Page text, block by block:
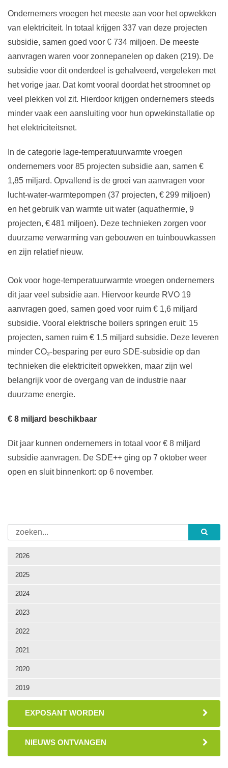
2026
2025
2024
2023
2022
2021
2020
2019
EXPOSANT WORDEN
NIEUWS ONTVANGEN
Ondernemers vroegen het meeste aan voor het opwekken
van elektriciteit. In totaal krijgen 337 van deze projecten
subsidie, samen goed voor € 734 miljoen. De meeste
aanvragen waren voor zonnepanelen op daken (219). De
subsidie voor dit onderdeel is gehalveerd, vergeleken met
het vorige jaar. Dat komt vooral doordat het stroomnet op
veel plekken vol zit. Hierdoor krijgen ondernemers steeds
minder vaak een aansluiting voor hun opwekinstallatie op
het elektriciteitsnet.
In de categorie lage-temperatuurwarmte vroegen
ondernemers voor 85 projecten subsidie aan, samen €
1,85 miljard. Opvallend is de groei van aanvragen voor
lucht-water-warmtepompen (37 projecten, € 299 miljoen)
en het gebruik van warmte uit water (aquathermie, 9
projecten, € 481 miljoen). Deze technieken zorgen voor
duurzame verwarming van gebouwen en tuinbouwkassen
en zijn relatief nieuw.
Ook voor hoge-temperatuurwarmte vroegen ondernemers
dit jaar veel subsidie aan. Hiervoor keurde RVO 19
aanvragen goed, samen goed voor ruim € 1,6 miljard
subsidie. Vooral elektrische boilers springen eruit: 15
projecten, samen ruim € 1,5 miljard subsidie. Deze leveren
minder CO₂-besparing per euro SDE-subsidie op dan
technieken die elektriciteit opwekken, maar zijn wel
belangrijk voor de overgang van de industrie naar
duurzame energie.
€ 8 miljard beschikbaar
Dit jaar kunnen ondernemers in totaal voor € 8 miljard
subsidie aanvragen. De SDE++ ging op 7 oktober weer
open en sluit binnenkort: op 6 november.